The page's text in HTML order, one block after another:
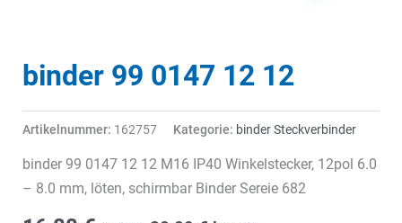
binder 99 0147 12 12
Artikelnummer: 162757 Kategorie: binder Steckverbinder
binder 99 0147 12 12 M16 IP40 Winkelstecker, 12pol 6.0
– 8.0 mm, löten, schirmbar Binder Sereie 682